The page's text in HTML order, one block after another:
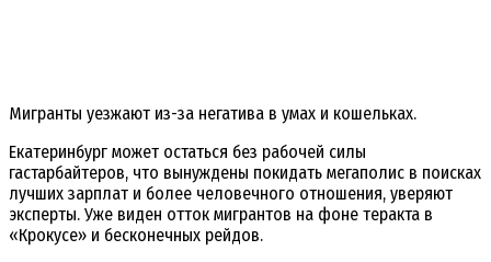
Мигранты уезжают из-за негатива в умах и кошельках.
Екатеринбург может остаться без рабочей силы
гастарбайтеров, что вынуждены покидать мегаполис в поисках
лучших зарплат и более человечного отношения, уверяют
эксперты. Уже виден отток мигрантов на фоне теракта в
«Крокусе» и бесконечных рейдов.